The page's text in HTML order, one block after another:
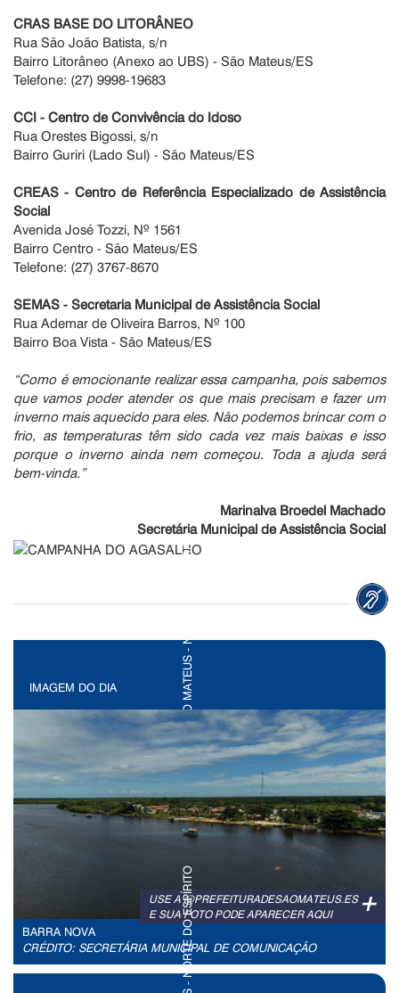
CRAS BASE DO LITORÂNEO
Rua São João Batista, s/n
Bairro Litorâneo (Anexo ao UBS) - São Mateus/ES
Telefone: (27) 9998-19683
CCI - Centro de Convivência do Idoso
Rua Orestes Bigossi, s/n
Bairro Guriri (Lado Sul) - São Mateus/ES
CREAS - Centro de Referência Especializado de Assistência
Social
Avenida José Tozzi, Nº 1561
Bairro Centro - São Mateus/ES
Telefone: (27) 3767-8670
SEMAS - Secretaria Municipal de Assistência Social
Rua Ademar de Oliveira Barros, Nº 100
Bairro Boa Vista - São Mateus/ES
“Como é emocionante realizar essa campanha, pois sabemos
que vamos poder atender os que mais precisam e fazer um
inverno mais aquecido para eles. Não podemos brincar com o
frio, as temperaturas têm sido cada vez mais baixas e isso
porque o inverno ainda nem começou. Toda a ajuda será
bem-vinda.”
Marinalva Broedel Machado
Secretária Municipal de Assistência Social
IMAGEM DO DIA
+
USE A @PREFEITURADESAOMATEUS.ES
E SUA FOTO PODE APARECER AQUI
BARRA NOVA
CRÉDITO: SECRETÁRIA MUNICIPAL DE COMUNICAÇÃO